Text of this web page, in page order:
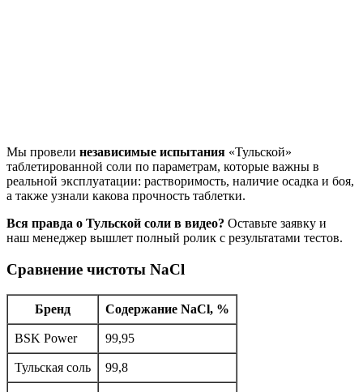
Мы провели независимые испытания «Тульской»
таблетированной соли по параметрам, которые важны в
реальной эксплуатации: растворимость, наличие осадка и боя,
а также узнали какова прочность таблетки.
Вся правда о Тульской соли в видео? Оставьте заявку и
наш менеджер вышлет полный ролик с результатами тестов.
Сравнение чистоты NaCl
Бренд Содержание NaCl, %
BSK Power 99,95
Тульская соль 99,8